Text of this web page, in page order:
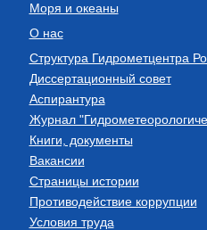
Моря и океаны
О нас
Структура Гидрометцентра
Диссертационный совет
Аспирантура
Журнал
Книги, документы
Вакансии
Страницы истории
Противодействие коррупции
Условия труда